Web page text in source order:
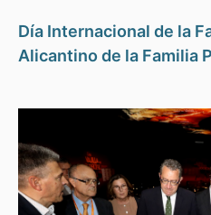
Día Internacional de la
Alicantino de la Familia